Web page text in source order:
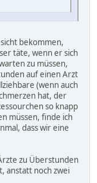
bekommen,
täte, wenn er sich
zu müssen,
auf einen Arzt
(wenn auch
hat, der
so knapp
müssen, finde ich
dass wir eine
zu Überstunden
anstatt noch zwei